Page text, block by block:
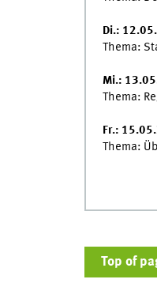
Di.:
Thema:
Mi.:
Thema:
Fr.:
Thema:
Top of